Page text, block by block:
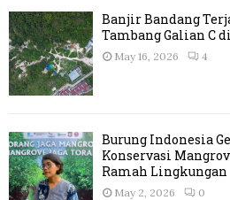
Banjir Bandang
Tambang Galian C
May 16, 2026 4
Burung Indonesia
Konservasi
Ramah Lingkungan
May 2, 2026 0